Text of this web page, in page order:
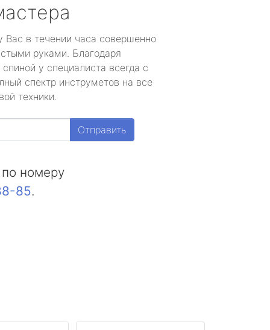
Вас в течении часа совершенно
руками. Благодаря
у специалиста всегда с
спектр инструметов на все
техники.
Отправить
номеру
85.